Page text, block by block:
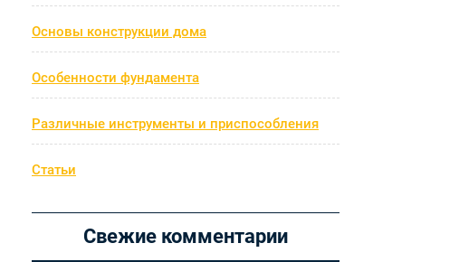
Основы конструкции дома
Особенности фундамента
Различные инструменты и приспособления
Статьи
Свежие комментарии